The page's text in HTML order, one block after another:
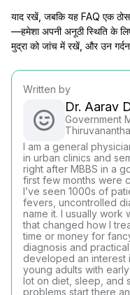
याद रखें, जबकि यह FAQ एक
—हमेशा अपनी अनूठी स्थिति के
मुद्रा को जांच में रखें, और उन
Written by
Dr. Aarav
Government
I am a general
in urban clinics and
right after MBBS in a
first few months were
I’ve seen 1000s of
fevers, uncontrolled
name it. I usually work
that changed how I
time or money for
diagnosis and
developed an
young adults with
lot on diet, sleep, and
problems start there